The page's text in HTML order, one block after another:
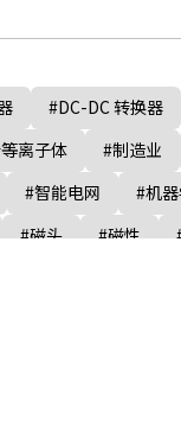
#DC-DC 转换器
离子体 #制造业
#智能电网 #机
#磁头 #磁性